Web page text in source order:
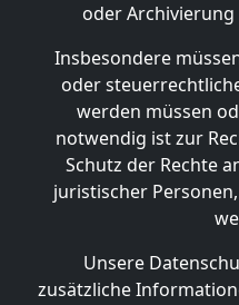
oder
Insbesondere
oder
werden müssen
notwendig ist zur
Schutz der Rechte
juristischer
Unsere
zusätzliche